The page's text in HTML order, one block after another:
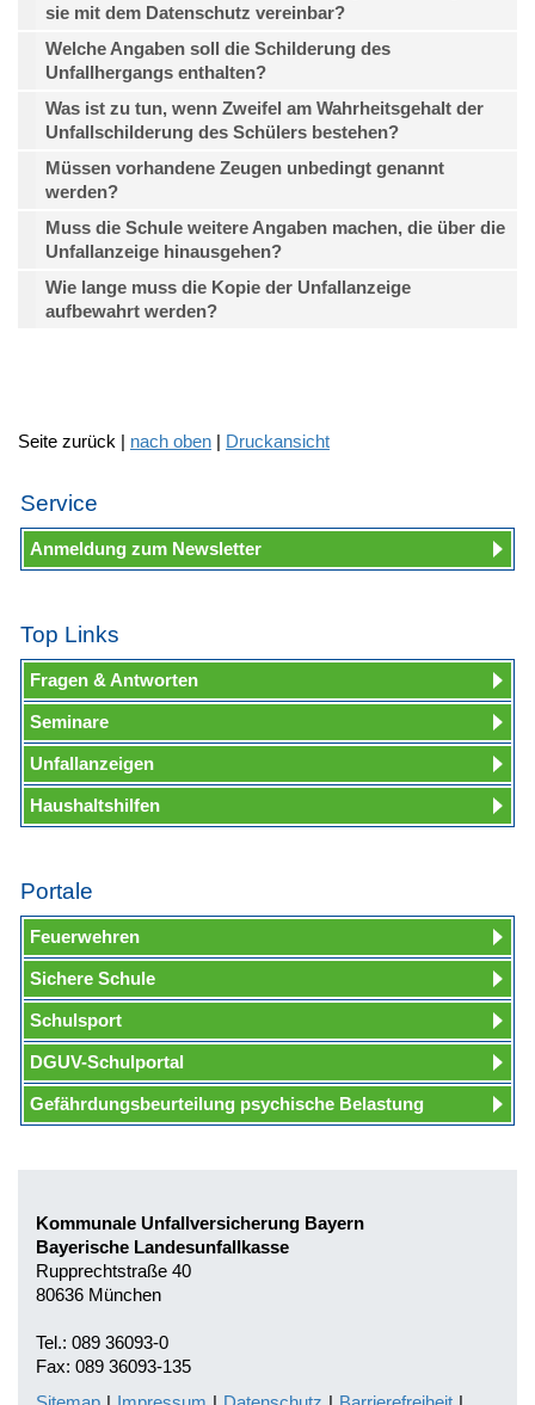
sie mit dem Datenschutz vereinbar?
Welche Angaben soll die Schilderung des
Unfallhergangs enthalten?
Was ist zu tun, wenn Zweifel am Wahrheitsgehalt der
Unfallschilderung des Schülers bestehen?
Müssen vorhandene Zeugen unbedingt genannt
werden?
Muss die Schule weitere Angaben machen, die über die
Unfallanzeige hinausgehen?
Wie lange muss die Kopie der Unfallanzeige
aufbewahrt werden?
Seite zurück | nach oben | Druckansicht
Service
Anmeldung zum Newsletter
Top Links
Fragen & Antworten
Seminare
Unfallanzeigen
Haushaltshilfen
Portale
Feuerwehren
Sichere Schule
Schulsport
DGUV-Schulportal
Gefährdungsbeurteilung psychische Belastung
Kommunale Unfallversicherung Bayern
Bayerische Landesunfallkasse
Rupprechtstraße 40
80636 München
Tel.: 089 36093-0
Fax: 089 36093-135